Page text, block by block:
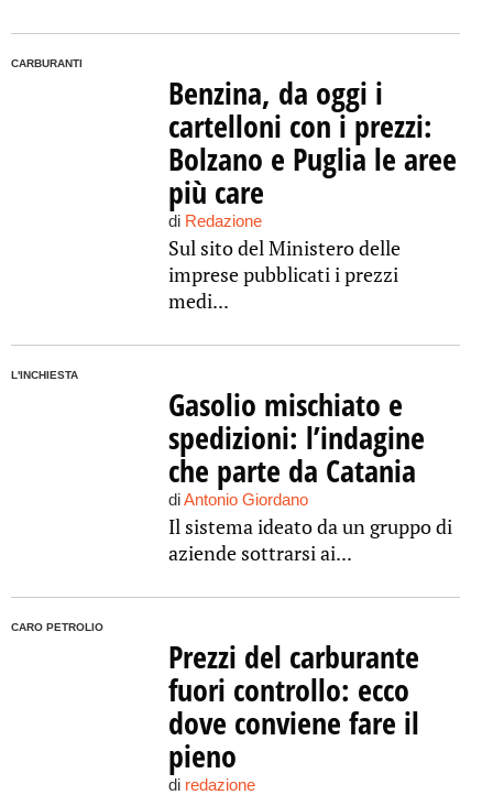
CARBURANTI
Benzina, da oggi i
cartelloni con i prezzi:
Bolzano e Puglia le aree
più care
di Redazione
Sul sito del Ministero delle
imprese pubblicati i prezzi
medi...
L'INCHIESTA
Gasolio mischiato e
spedizioni: l’indagine
che parte da Catania
diAntonio Giordano
Il sistema ideato da un gruppo di
aziende sottrarsi ai...
CARO PETROLIO
Prezzi del carburante
fuori controllo: ecco
dove conviene fare il
pieno
di redazione